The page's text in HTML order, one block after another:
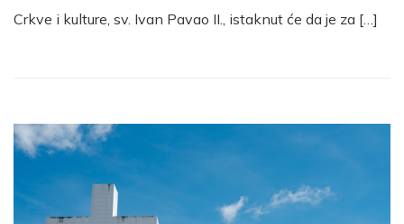
Crkve i kulture, sv. Ivan Pavao II., istaknut će da je za […]